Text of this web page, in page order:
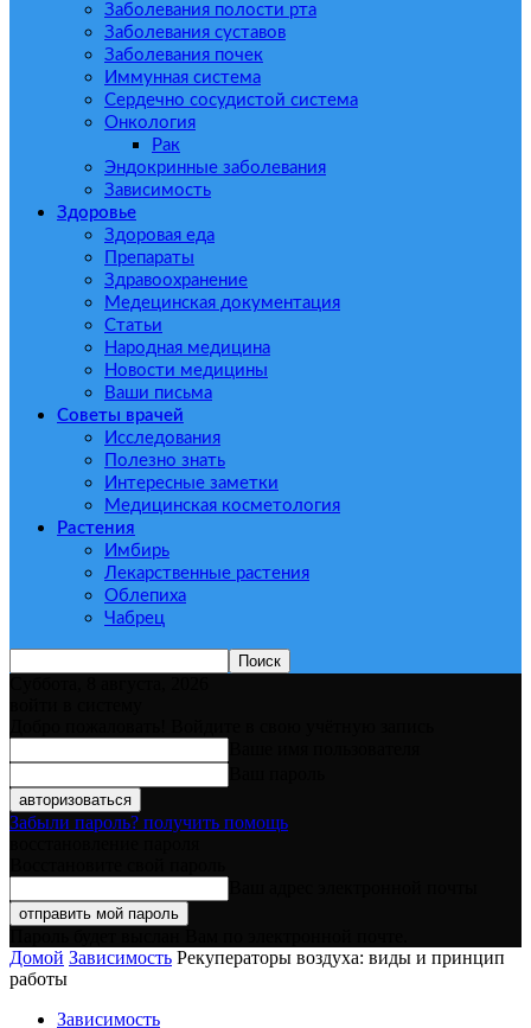
Заболевания полости рта
Заболевания суставов
Заболевания почек
Иммунная система
Сердечно сосудистой система
Онкология
Рак
Эндокринные заболевания
Зависимость
Здоровье
Здоровая еда
Препараты
Здравоохранение
Медецинская документация
Статьи
Народная медицина
Новости медицины
Ваши письма
Советы врачей
Исследования
Полезно знать
Интересные заметки
Медицинская косметология
Растения
Имбирь
Лекарственные растения
Облепиха
Чабрец
Забыли пароль? получить помощь
Домой Зависимость Рекуператоры воздуха: виды и принцип
работы
Зависимость